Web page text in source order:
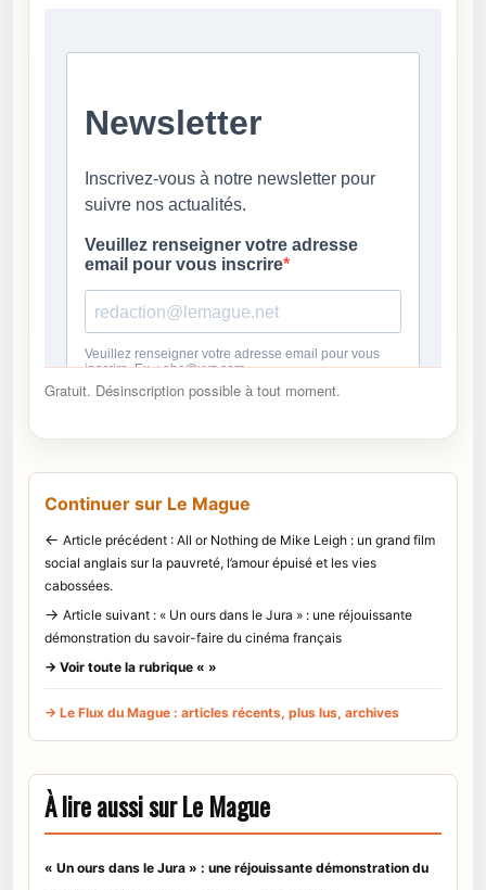
Gratuit. Désinscription possible à tout moment.
Continuer sur Le Mague
← Article précédent : All or Nothing de Mike Leigh : un grand film
social anglais sur la pauvreté, l’amour épuisé et les vies
cabossées.
→ Article suivant : « Un ours dans le Jura » : une réjouissante
démonstration du savoir-faire du cinéma français
→ Voir toute la rubrique « »
→ Le Flux du Mague : articles récents, plus lus, archives
À lire aussi sur Le Mague
« Un ours dans le Jura » : une réjouissante démonstration du